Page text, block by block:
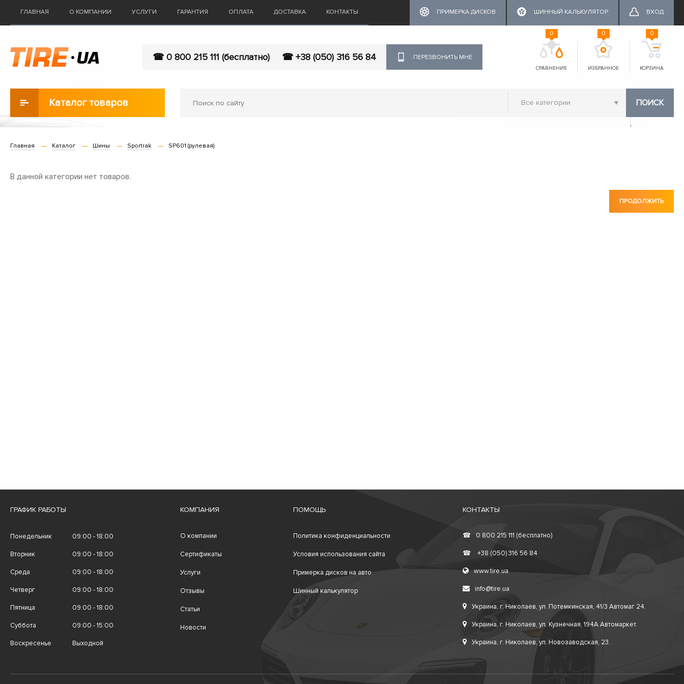
ГЛАВНАЯ О КОМПАНИИ УСЛУГИ ГАРАНТИЯ ОПЛАТА ДОСТАВКА КОНТАКТЫ ПРИМЕРКА ДИСКОВ ШИННЫЙ КАЛЬКУЛЯТОР ВХОД
☎ 0 800 215 111 (бесплатно) ☎ +38 (050) 316 56 84 ПЕРЕЗВОНИТЬ МНЕ
СРАВНЕНИЕ
0
ИЗБРАННОЕ
0
КОРЗИНА
0
Каталог товаров ПОИСК
Главная Каталог Шины Sportrak SP601 (рулевая)
В данной категории нет товаров.
ПРОДОЛЖИТЬ
ГРАФИК РАБОТЫ
Понедельник 09:00 - 18:00
Вторник 09:00 - 18:00
Среда 09:00 - 18:00
Четверг 09:00 - 18:00
Пятница 09:00 - 18:00
Суббота 09:00 - 15:00
Воскресенье Выходной
КОМПАНИЯ
О компании
Сертификаты
Услуги
Отзывы
Статьи
Новости
ПОМОЩЬ
Политика конфиденциальности
Условия использования сайта
Примерка дисков на авто
Шинный калькулятор
КОНТАКТЫ
☎ 0 800 215 111 (бесплатно)
☎ +38 (050) 316 56 84
www.tire.ua
info@tire.ua
Украина, г. Николаев, ул. Потемкинская, 41/3 Автомаг 24.
Украина, г. Николаев, ул. Кузнечная, 194А Автомаркет.
Украина, г. Николаев, ул. Новозаводская, 23.